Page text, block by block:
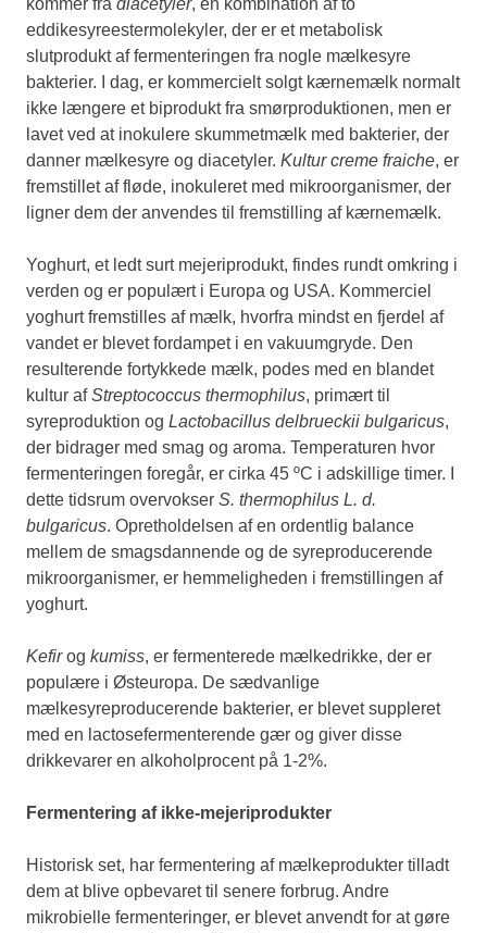
kommer fra diacetyler, en kombination af to
eddikesyreestermolekyler, der er et metabolisk
slutprodukt af fermenteringen fra nogle mælkesyre
bakterier. I dag, er kommercielt solgt kærnemælk normalt
ikke længere et biprodukt fra smørproduktionen, men er
lavet ved at inokulere skummetmælk med bakterier, der
danner mælkesyre og diacetyler. Kultur creme fraiche, er
fremstillet af fløde, inokuleret med mikroorganismer, der
ligner dem der anvendes til fremstilling af kærnemælk.
Yoghurt, et ledt surt mejeriprodukt, findes rundt omkring i
verden og er populært i Europa og USA. Kommerciel
yoghurt fremstilles af mælk, hvorfra mindst en fjerdel af
vandet er blevet fordampet i en vakuumgryde. Den
resulterende fortykkede mælk, podes med en blandet
kultur afStreptococcus thermophilus, primært til
syreproduktion og Lactobacillus delbrueckii bulgaricus,
der bidrager med smag og aroma. Temperaturen hvor
fermenteringen foregår, er cirka 45 ºC i adskillige timer. I
dette tidsrum overvokser S. thermophilus L. d.
bulgaricus. Opretholdelsen af en ordentlig balance
mellem de smagsdannende og de syreproducerende
mikroorganismer, er hemmeligheden i fremstillingen af
yoghurt.
Kefirog kumiss, er fermenterede mælkedrikke, der er
populære i Østeuropa. De sædvanlige
mælkesyreproducerende bakterier, er blevet suppleret
med en lactosefermenterende gær og giver disse
drikkevarer en alkoholprocent på 1-2%.
Fermentering af ikke-mejeriprodukter
Historisk set, har fermentering af mælkeprodukter tilladt
dem at blive opbevaret til senere forbrug. Andre
mikrobielle fermenteringer, er blevet anvendt for at gøre